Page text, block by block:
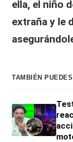
ella, el niño
extraña y le
TAMBIÉN